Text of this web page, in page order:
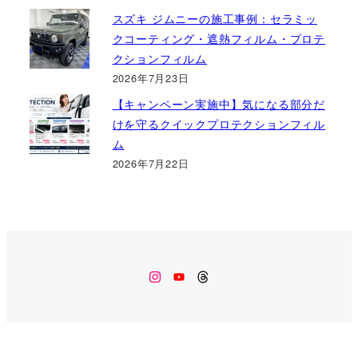
スズキ ジムニーの施工事例：セラミッ
クコーティング・遮熱フィルム・プロテ
クションフィルム
2026年7月23日
【キャンペーン実施中】気になる部分だ
けを守るクイックプロテクションフィル
ム
2026年7月22日
Instagram
YoutubeThreads